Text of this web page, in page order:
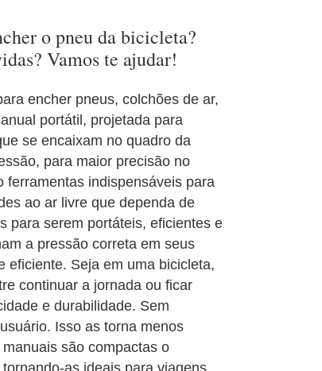
o pneu da bicicleta?
Vamos te ajudar!
encher pneus, colchões de ar,
portátil, projetada para
se encaixam no quadro da
para maior precisão no
ferramentas indispensáveis para
ao ar livre que dependa de
para serem portáteis, eficientes e
a pressão correta em seus
eficiente. Seja em uma bicicleta,
continuar a jornada ou ficar
e durabilidade. Sem
Isso as torna menos
são compactas o